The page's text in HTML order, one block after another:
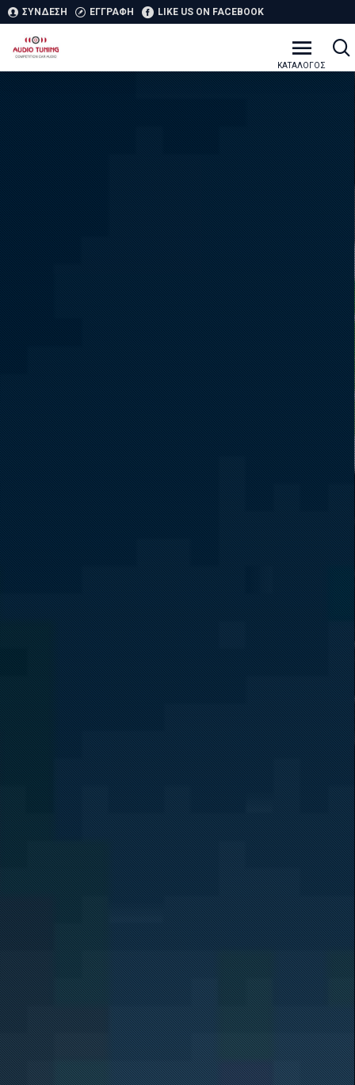
ΣΥΝΔΕΣΗ ΕΓΓΡΑΦΗ LIKE US ON FACEBOOK